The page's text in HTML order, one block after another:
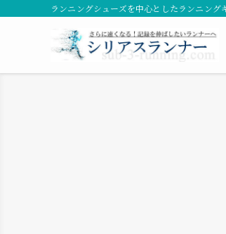
ランニングシューズを中心としたランニング